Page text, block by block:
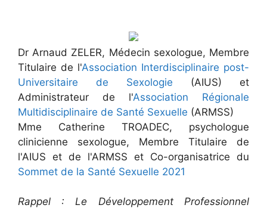
Dr Arnaud ZELER, Médecin sexologue, Membre
Titulaire de l'Association Interdisciplinaire post-
Universitaire de Sexologie (AIUS) et
Administrateur de l'Association Régionale
Multidisciplinaire de Santé Sexuelle (ARMSS)
Mme Catherine TROADEC, psychologue
clinicienne sexologue, Membre Titulaire de
l'AIUS et de l'ARMSS et Co-organisatrice du
Sommet de la Santé Sexuelle 2021
Rappel : Le Développement Professionnel